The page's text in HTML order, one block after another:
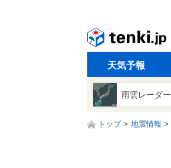
天気予報
雨雲レーダー
トップ 地震情報